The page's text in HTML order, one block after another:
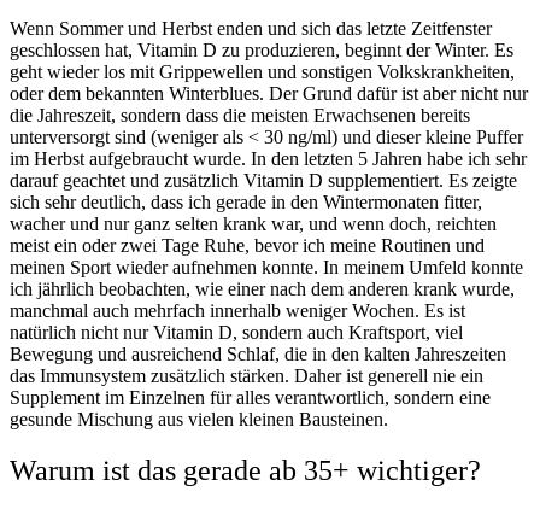
Wenn Sommer und Herbst enden und sich das letzte Zeitfenster
geschlossen hat, Vitamin D zu produzieren, beginnt der Winter. Es
geht wieder los mit Grippewellen und sonstigen Volkskrankheiten,
oder dem bekannten Winterblues. Der Grund dafür ist aber nicht nur
die Jahreszeit, sondern dass die meisten Erwachsenen bereits
unterversorgt sind (weniger als < 30 ng/ml) und dieser kleine Puffer
im Herbst aufgebraucht wurde. In den letzten 5 Jahren habe ich sehr
darauf geachtet und zusätzlich Vitamin D supplementiert. Es zeigte
sich sehr deutlich, dass ich gerade in den Wintermonaten fitter,
wacher und nur ganz selten krank war, und wenn doch, reichten
meist ein oder zwei Tage Ruhe, bevor ich meine Routinen und
meinen Sport wieder aufnehmen konnte. In meinem Umfeld konnte
ich jährlich beobachten, wie einer nach dem anderen krank wurde,
manchmal auch mehrfach innerhalb weniger Wochen. Es ist
natürlich nicht nur Vitamin D, sondern auch Kraftsport, viel
Bewegung und ausreichend Schlaf, die in den kalten Jahreszeiten
das Immunsystem zusätzlich stärken. Daher ist generell nie ein
Supplement im Einzelnen für alles verantwortlich, sondern eine
gesunde Mischung aus vielen kleinen Bausteinen.
Warum ist das gerade ab 35+ wichtiger?